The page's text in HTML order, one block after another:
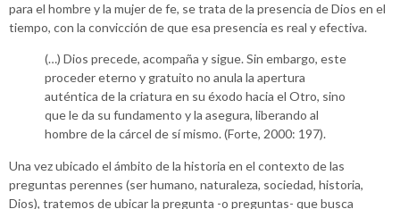
para el hombre y la mujer de fe, se trata de la presencia de Dios en el
tiempo, con la convicción de que esa presencia es real y efectiva.
(…) Dios precede, acompaña y sigue. Sin embargo, este
proceder eterno y gratuito no anula la apertura
auténtica de la criatura en su éxodo hacia el Otro, sino
que le da su fundamento y la asegura, liberando al
hombre de la cárcel de sí mismo. (Forte, 2000: 197).
Una vez ubicado el ámbito de la historia en el contexto de las
preguntas perennes (ser humano, naturaleza, sociedad, historia,
Dios), tratemos de ubicar la pregunta -o preguntas- que busca